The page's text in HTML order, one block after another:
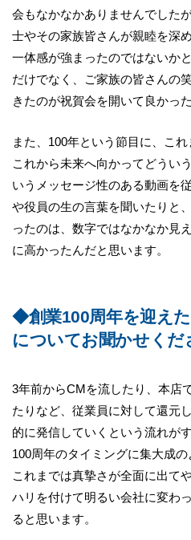
会もなかなかありませんでした
士やその家族皆さんが親睦を深
一体感が強まったのではないか
だけでなく、ご家族の皆さんの
きたのが祝賀会を開いて良かっ
また、100年という節目に、こ
これから未来へ向かってどうい
いうメッセージ性のある動画を
や役員の生の言葉を聞いたりと
ったのは、数字ではなかなか見
に高かったんだと思います。
◆創業100周年を迎え
についてお聞かせくだ
3年前からCMを流したり、本店
たりなど、従業員に対して還元
的に発信していくという流れが
100周年のタイミングに集大成の
これまでは真摯さが全面に出て
ハリを付けて明るい会社に変わ
ると思います。